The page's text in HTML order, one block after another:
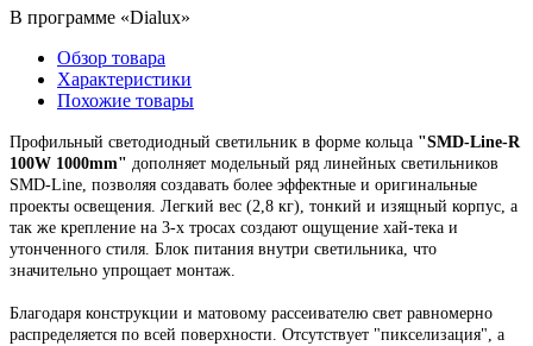
В программе «Dialux»
Обзор товара
Характеристики
Похожие товары
Профильный светодиодный светильник в форме кольца "SMD-Line-R
100W 1000mm" дополняет модельный ряд линейных светильников
SMD-Line, позволяя создавать более эффектные и оригинальные
проекты освещения. Легкий вес (2,8 кг), тонкий и изящный корпус, а
так же крепление на 3-х тросах создают ощущение хай-тека и
утонченного стиля. Блок питания внутри светильника, что
значительно упрощает монтаж.
Благодаря конструкции и матовому рассеивателю свет равномерно
распределяется по всей поверхности. Отсутствует "пикселизация", а